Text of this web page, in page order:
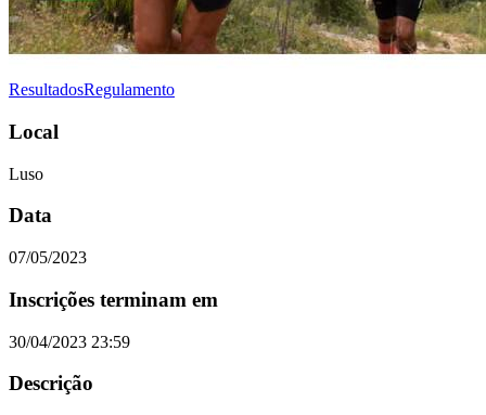
ResultadosRegulamento
Local
Luso
Data
07/05/2023
Inscrições terminam em
30/04/2023 23:59
Descrição